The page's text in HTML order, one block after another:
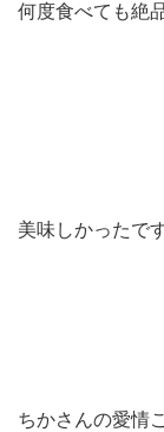
何度食べても絶
美味しかったです
ちかさんの愛情